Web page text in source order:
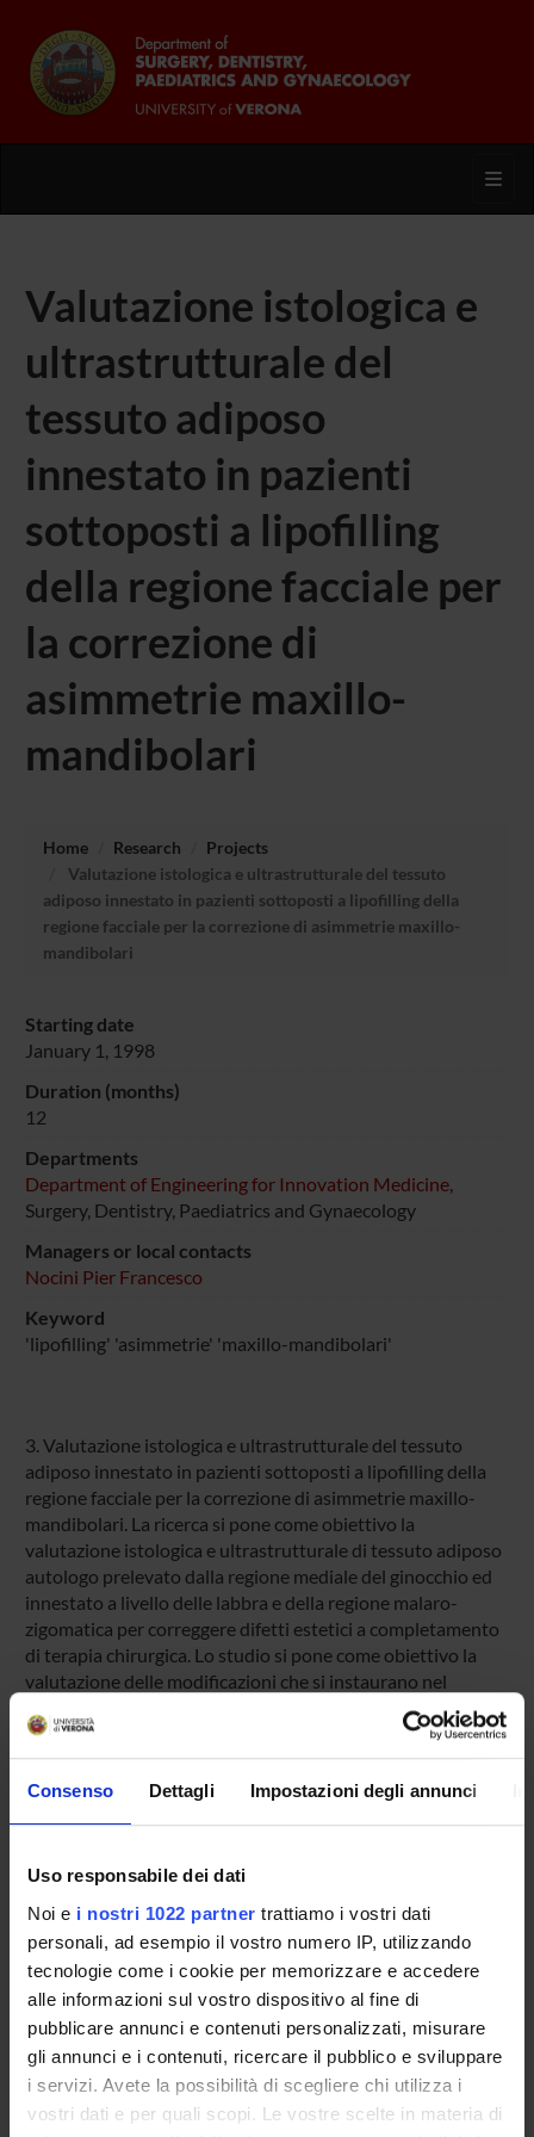
Consenso Dettagli Impostazioni degli annunci
Uso responsabile dei dati
Noi e i nostri 1022 partner trattiamo i vostri dati
personali, ad esempio il vostro numero IP, utilizzando
tecnologie come i cookie per memorizzare e accedere
alle informazioni sul vostro dispositivo al fine di
pubblicare annunci e contenuti personalizzati, misurare
gli annunci e i contenuti, ricercare il pubblico e sviluppare
i servizi. Avete la possibilità di scegliere chi utilizza i
vostri dati e per quali scopi. Le vostre scelte in materia di
Valutazione istologica e
ultrastrutturale del
tessuto adiposo
innestato in pazienti
sottoposti a lipofilling
della regione facciale per
la correzione di
asimmetrie maxillo-
mandibolari
Home Research
Projects
Valutazione istologica e ultrastrutturale del tessuto
adiposo innestato in pazienti sottoposti a lipofilling della
regione facciale per la correzione di asimmetrie maxillo-
mandibolari
Starting date
January 1, 1998
Duration (months)
12
Departments
Department of Engineering for Innovation Medicine,
Surgery, Dentistry, Paediatrics and Gynaecology
Managers or local contacts
Nocini Pier Francesco
Keyword
'lipofilling' 'asimmetrie' 'maxillo-mandibolari'
3. Valutazione istologica e ultrastrutturale del tessuto
adiposo innestato in pazienti sottoposti a lipofilling della
regione facciale per la correzione di asimmetrie maxillo-
mandibolari. La ricerca si pone come obiettivo la
valutazione istologica e ultrastrutturale di tessuto adiposo
autologo prelevato dalla regione mediale del ginocchio ed
innestato a livello delle labbra e della regione malaro-
zigomatica per correggere difetti estetici a completamento
di terapia chirurgica. Lo studio si pone come obiettivo la
valutazione delle modificazioni che si instaurano nel
tessuto adiposo in seguito al prelievo, alla refrigerazione ed
all'innesto. A tale scopo vengono eseguiti esami istologici
ed ultrastrutturali seriati del grasso innestato in quattro
successivi momenti. (In collaborazione con il Prof. Giancarlo
Osculati).
PROJECT PARTICIPANTS
Dario Bertossi
Full Professor
Pier Francesco Nocini
Full Professor